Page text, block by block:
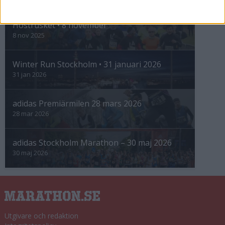
Höstrusket • 8 november
8 nov 2025
Winter Run Stockholm • 31 januari 2026
31 jan 2026
adidas Premiärmilen 28 mars 2026
28 mar 2026
adidas Stockholm Marathon – 30 maj 2026
30 maj 2026
Utgivare och redaktion